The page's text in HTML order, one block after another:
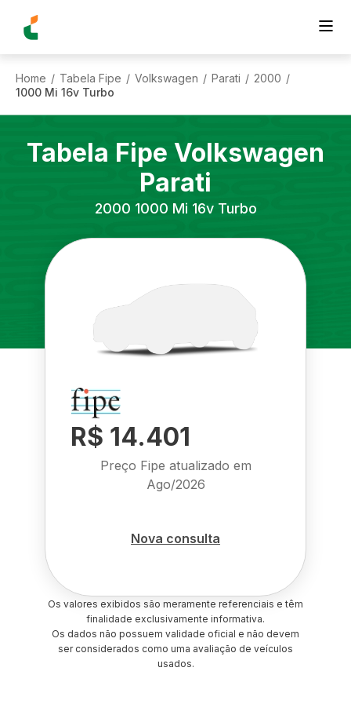
Home / Tabela Fipe / Volkswagen / Parati / 2000 /
1000 Mi 16v Turbo
Tabela Fipe Volkswagen
Parati
2000 1000 Mi 16v Turbo
R$ 14.401
Preço Fipe atualizado em
Ago/2026
Nova consulta
Os valores exibidos são meramente referenciais e têm
finalidade exclusivamente informativa.
Os dados não possuem validade oficial e não devem
ser considerados como uma avaliação de veículos
usados.